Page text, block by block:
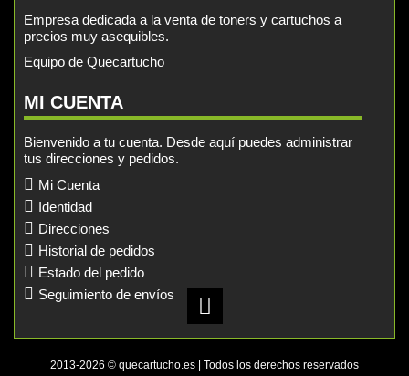
Empresa dedicada a la venta de toners y cartuchos a
precios muy asequibles.
Equipo de Quecartucho
MI CUENTA
Bienvenido a tu cuenta. Desde aquí puedes administrar
tus direcciones y pedidos.
Mi Cuenta
Identidad
Direcciones
Historial de pedidos
Estado del pedido
Seguimiento de envíos
2013-2026 © quecartucho.es | Todos los derechos reservados